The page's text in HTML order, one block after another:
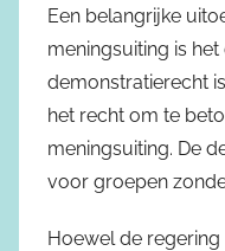
Een belangrijke
meningsuiting is
demonstratierecht
het recht om te
meningsuiting. De
voor groepen
Hoewel de